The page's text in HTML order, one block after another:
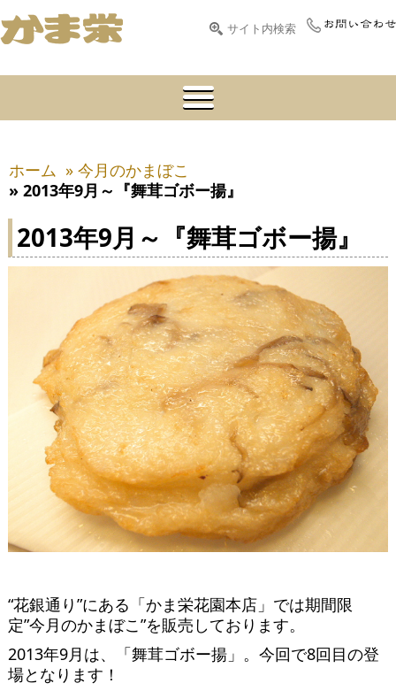
ホーム » 今月のかまぼこ
» 2013年9月～『舞茸ゴボー揚』
2013年9月～『舞茸ゴボー揚』
“花銀通り”にある「かま栄花園本店」では期間限
定”今月のかまぼこ”を販売しております。
2013年9月は、「舞茸ゴボー揚」。今回で8回目の登
場となります！